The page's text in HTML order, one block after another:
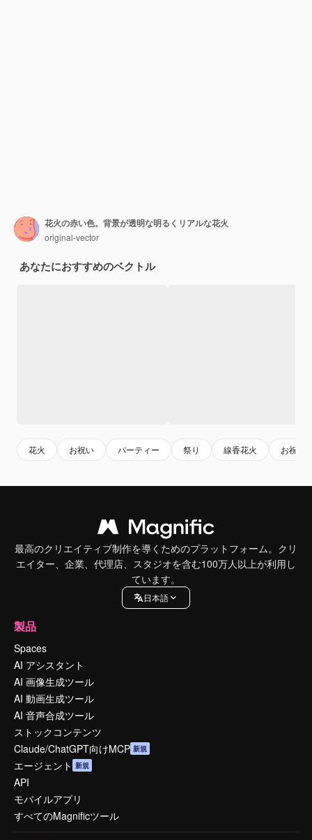
花火の赤い色。背景が透明な明るくリアルな花火
original-vector
あなたにおすすめのベクトル
花火 お祝い パーティー 祭り 線香花火 お祝い
最高のクリエイティブ制作を導くためのプラットフォーム。クリ
エイター、企業、代理店、スタジオを含む100万人以上が利用し
ています。
日本語
製品
Spaces
AI アシスタント
AI 画像生成ツール
AI 動画生成ツール
AI 音声合成ツール
ストックコンテンツ
Claude/ChatGPT向けMCP 新規
エージェント 新規
API
モバイルアプリ
すべてのMagnificツール